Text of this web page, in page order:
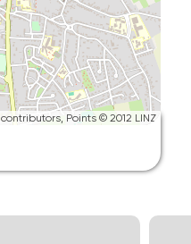
contributors, Points © 2012 LINZ